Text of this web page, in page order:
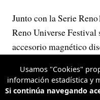
Junto con la Serie
Reno Universe Festival
accesorio magnético
Usamos "Cookies"
información estadística y
Si continúa navegando